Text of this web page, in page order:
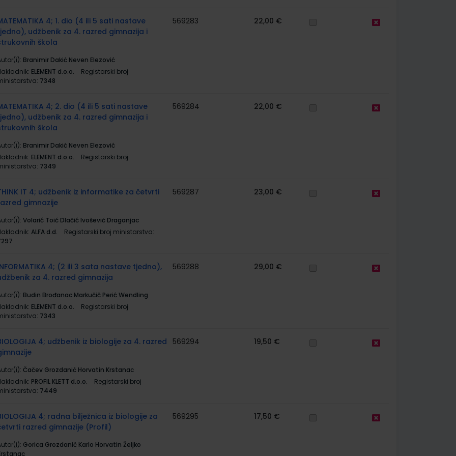
4; 1. dio (4 ili 5 sati nastave
udžbenik za 4. razred gimnazija i
škola
Branimir Dakić Neven Elezović
ELEMENT d.o.o.
Registarski broj
7348
569283 22,00 €
4; 2. dio (4 ili 5 sati nastave
udžbenik za 4. razred gimnazija i
škola
Branimir Dakić Neven Elezović
ELEMENT d.o.o.
Registarski broj
7349
569284 22,00 €
IT 4; udžbenik iz informatike za četvrti
gimnazije
Volarić Toić Dlačić Ivošević Draganjac
ALFA d.d.
Registarski broj ministarstva:
569287 23,00 €
4; (2 ili 3 sata nastave tjedno),
za 4. razred gimnazija
Budin Brođanac Markučič Perić Wendling
ELEMENT d.o.o.
Registarski broj
7343
569288 29,00 €
4; udžbenik iz biologije za 4. razred
Čačev Grozdanić Horvatin Krstanac
PROFIL KLETT d.o.o.
Registarski broj
7449
569294 19,50 €
4; radna bilježnica iz biologije za
razred gimnazije (Profil)
Gorica Grozdanić Karlo Horvatin Željko
569295 17,50 €